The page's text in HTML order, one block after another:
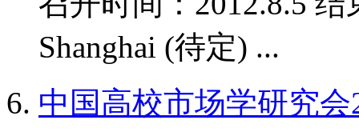
Shanghai (待定) ...
中国高校市场学研究会